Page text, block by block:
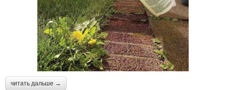
читать дальше →